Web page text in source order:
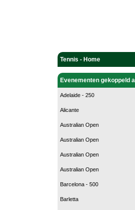
Tennis - Home
Evenementen gekoppeld
Adelaide - 250
Alicante
Australian Open
Australian Open
Australian Open
Australian Open
Barcelona - 500
Barletta